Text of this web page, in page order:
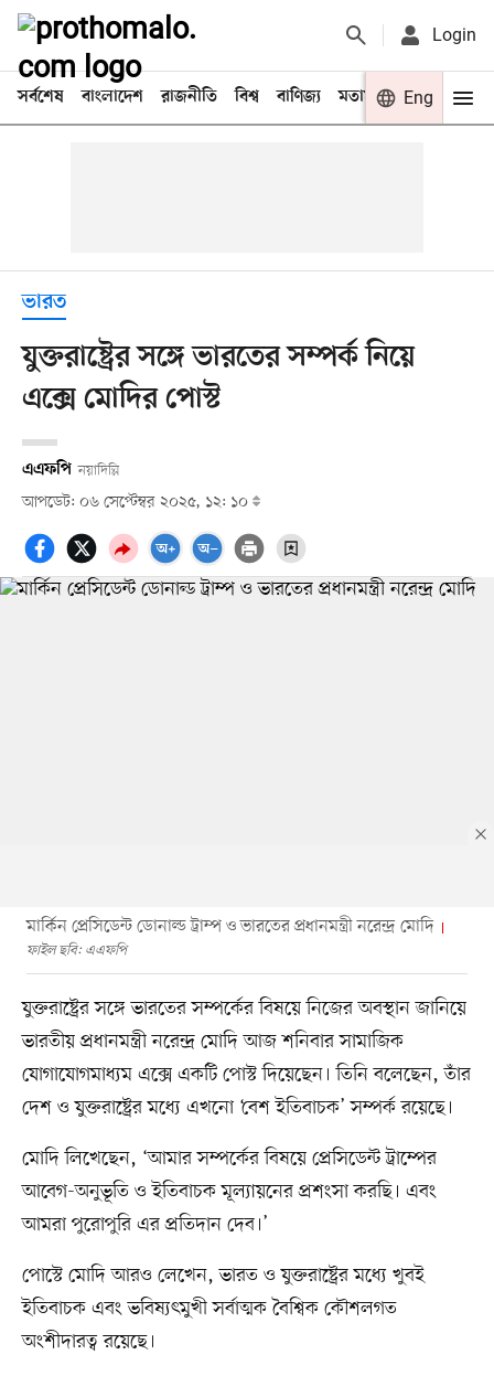
Login
সর্বশেষ বাংলাদেশ রাজনীতি বিশ্ব বাণিজ্য মতামত খেলা
Eng
ভারত
যুক্তরাষ্ট্রের সঙ্গে ভারতের সম্পর্ক নিয়ে
এক্সে মোদির পোস্ট
এএফপি নয়াদিল্লি
আপডেট: ০৬ সেপ্টেম্বর ২০২৫, ১২: ১০
মার্কিন প্রেসিডেন্ট ডোনাল্ড ট্রাম্প ও ভারতের প্রধানমন্ত্রী নরেন্দ্র মোদি
ফাইল ছবি: এএফপি
যুক্তরাষ্ট্রের সঙ্গে ভারতের সম্পর্কের বিষয়ে নিজের অবস্থান জানিয়ে
ভারতীয় প্রধানমন্ত্রী নরেন্দ্র মোদি আজ শনিবার সামাজিক
যোগাযোগমাধ্যম এক্সে একটি পোস্ট দিয়েছেন। তিনি বলেছেন, তাঁর
দেশ ও যুক্তরাষ্ট্রের মধ্যে এখনো ‘বেশ ইতিবাচক’ সম্পর্ক রয়েছে।
মোদি লিখেছেন, ‘আমার সম্পর্কের বিষয়ে প্রেসিডেন্ট ট্রাম্পের
আবেগ-অনুভূতি ও ইতিবাচক মূল্যায়নের প্রশংসা করছি। এবং
আমরা পুরোপুরি এর প্রতিদান দেব।’
পোস্টে মোদি আরও লেখেন, ভারত ও যুক্তরাষ্ট্রের মধ্যে খুবই
ইতিবাচক এবং ভবিষ্যৎমুখী সর্বাত্মক বৈশ্বিক কৌশলগত
অংশীদারত্ব রয়েছে।